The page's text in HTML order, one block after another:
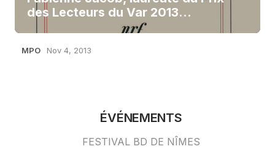
des Lecteurs du Var 2013…
MPO Nov 4, 2013
ÉVÉNEMENTS
FESTIVAL BD DE NÎMES